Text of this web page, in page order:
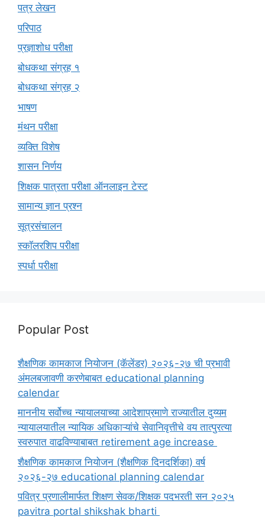
पत्र लेखन
परिपाठ
प्रज्ञाशोध परीक्षा
बोधकथा संग्रह १
बोधकथा संग्रह २
भाषण
मंथन परीक्षा
व्यक्ति विशेष
शासन निर्णय
शिक्षक पात्रता परीक्षा ऑनलाइन टेस्ट
सामान्य ज्ञान प्रश्न
सूत्रसंचालन
स्कॉलरशिप परीक्षा
स्पर्धा परीक्षा
Popular Post
शैक्षणिक कामकाज नियोजन (कॅलेंडर) २०२६-२७ ची प्रभावी
अंमलबजावणी करणेबाबत educational planning
calendar
माननीय सर्वोच्च न्यायालयाच्या आदेशाप्रमाणे राज्यातील दुय्यम
न्यायालयातील न्यायिक अधिकाऱ्यांचे सेवानिवृत्तीचे वय तात्पुरत्या
स्वरुपात वाढविण्याबाबत retirement age increase
शैक्षणिक कामकाज नियोजन (शैक्षणिक दिनदर्शिका) वर्ष
२०२६-२७ educational planning calendar
पवित्र प्रणालीमार्फत शिक्षण सेवक/शिक्षक पदभरती सन २०२५
pavitra portal shikshak bharti